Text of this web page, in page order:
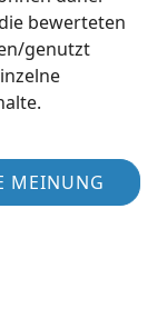
bewerteten
genutzt
MEINUNG